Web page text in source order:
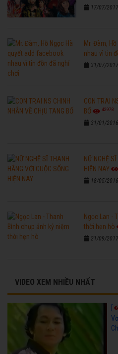
17/07/
Mr. Đàm,
nhau vì tin
31/07/
CON TRAI
BỐ
42978
31/01/
NỮ NGHỆ
HIỆN NAY
18/05/
Ngọc Lan -
thời hẹn hò
21/09/
VIDEO XEM NHIỀU NHẤT
[